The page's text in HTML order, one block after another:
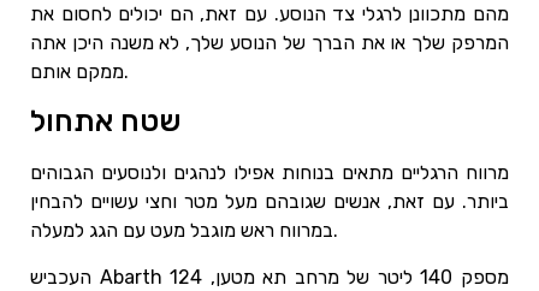
מהם מתכוונן לרגלי צד הנוסע. עם זאת, הם יכולים לחסום את
המרפק שלך או את הברך של הנוסע שלך, לא משנה היכן אתה
ממקם אותם.
שטח אתחול
מרווח הרגליים מתאים בנוחות אפילו לנהגים ולנוסעים הגבוהים
ביותר. עם זאת, אנשים שגובהם מעל מטר וחצי עשויים להבחין
במרווח ראש מוגבל מעט עם הגג למעלה.
העכביש Abarth 124 מספק 140 ליטר של מרחב תא מטען,